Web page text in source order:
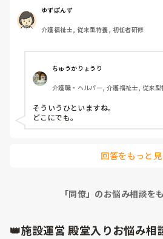
明けで申し送りしたいのに日直がオ
ネチ。いやいや待てよ。人に◯◯さん
方が良いですよね？今から？と聞
ロアにて帰れないだのやれなんだ
内心思っていたら主任から薬のヒヤ
聞いてない。本来ついてない人に漢
きゃいけない人についていなかった
明けに対応策だけ立てといてって言
ネチ言っていたらあんたの確認不足
でしょ？セットしたのは看護師
明けの職員に立てていただくと。伝
相手のミスでスッキリしてしまう私
ゆずぽんず
介護福祉士, 従来型特養, 初任者研修
ちゅうかりょうり
介護職・ヘルパー, 介護福祉士, 従来
そういうひといますね。
どこにでも。
回答をもっと見
「同僚」のお悩み相談を
👑施設運営 殿堂入りお悩み相